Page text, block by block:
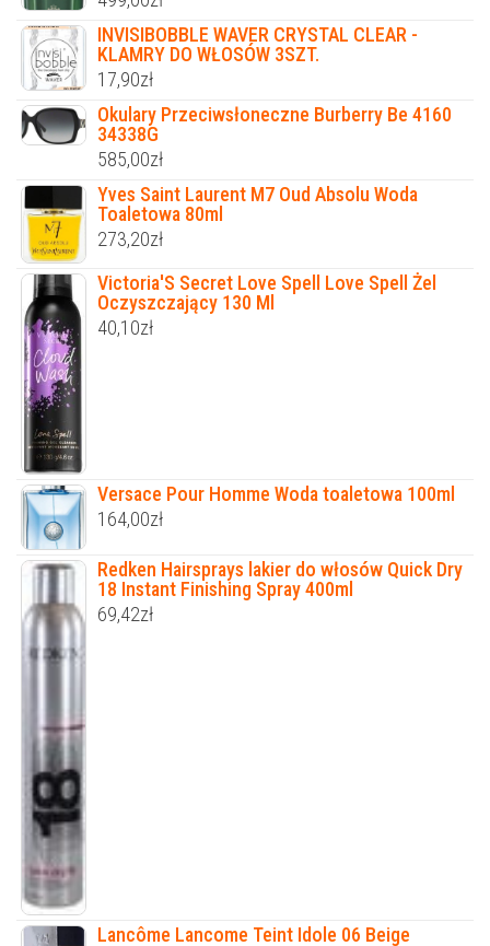
INVISIBOBBLE WAVER CRYSTAL CLEAR -
KLAMRY DO WŁOSÓW 3SZT.
17,90zł
Okulary Przeciwsłoneczne Burberry Be 4160
34338G
585,00zł
Yves Saint Laurent M7 Oud Absolu Woda
Toaletowa 80ml
273,20zł
Victoria'S Secret Love Spell Love Spell Żel
Oczyszczający 130 Ml
40,10zł
Versace Pour Homme Woda toaletowa 100ml
164,00zł
Redken Hairsprays lakier do włosów Quick Dry
18 Instant Finishing Spray 400ml
69,42zł
Lancôme Lancome Teint Idole 06 Beige